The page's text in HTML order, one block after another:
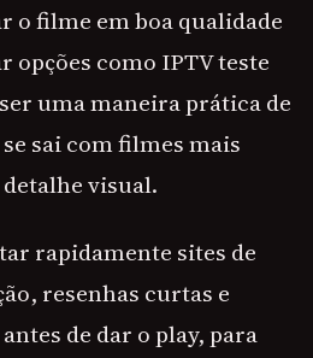
o filme em boa qualidade
opções como IPTV teste
uma maneira prática de
sai com filmes mais
visual.
rapidamente sites de
resenhas curtas e
de dar o play, para